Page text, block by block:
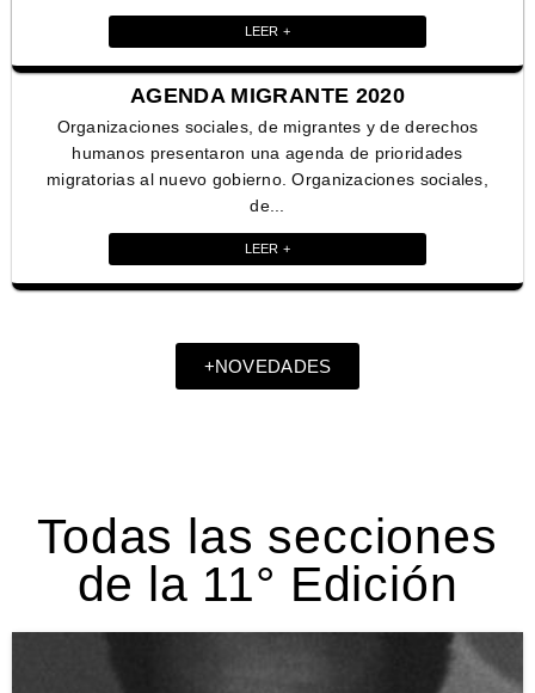
LEER +
AGENDA MIGRANTE 2020
Organizaciones sociales, de migrantes y de derechos
humanos presentaron una agenda de prioridades
migratorias al nuevo gobierno. Organizaciones sociales,
de...
LEER +
+NOVEDADES
Todas las secciones
de la 11° Edición